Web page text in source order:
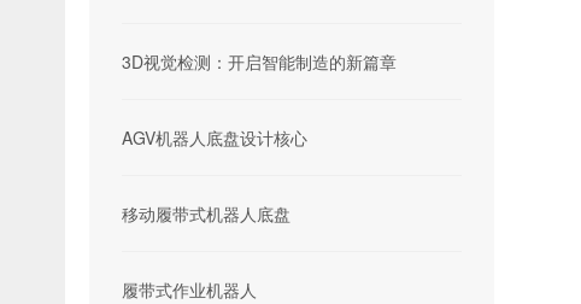
3D视觉检测：开启智能制造的新篇章
AGV机器人底盘设计核心
移动履带式机器人底盘
履带式作业机器人